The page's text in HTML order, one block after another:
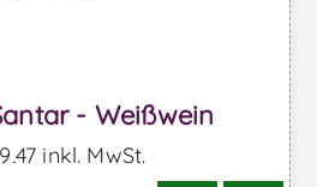
- Weißwein
inkl. MwSt.